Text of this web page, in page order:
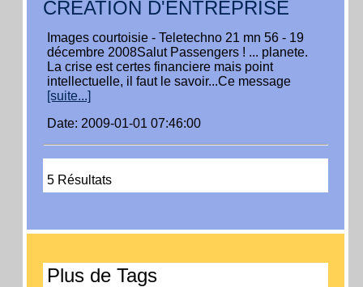
CREATION D'ENTREPRISE
Images courtoisie - Teletechno 21 mn 56 - 19
décembre 2008Salut Passengers ! ... planete.
La crise est certes financiere mais point
intellectuelle, il faut le savoir...Ce message
[suite...]
Date: 2009-01-01 07:46:00
5 Résultats
Plus de Tags